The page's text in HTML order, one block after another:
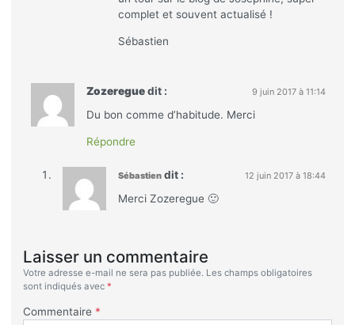
complet et souvent actualisé !
Sébastien
Zozeregue dit : 9 juin 2017 à 11:14
Du bon comme d’habitude. Merci
Répondre
Sébastien dit : 12 juin 2017 à 18:44
Merci Zozeregue 🙂
Laisser un commentaire
Votre adresse e-mail ne sera pas publiée. Les champs obligatoires
sont indiqués avec *
Commentaire *